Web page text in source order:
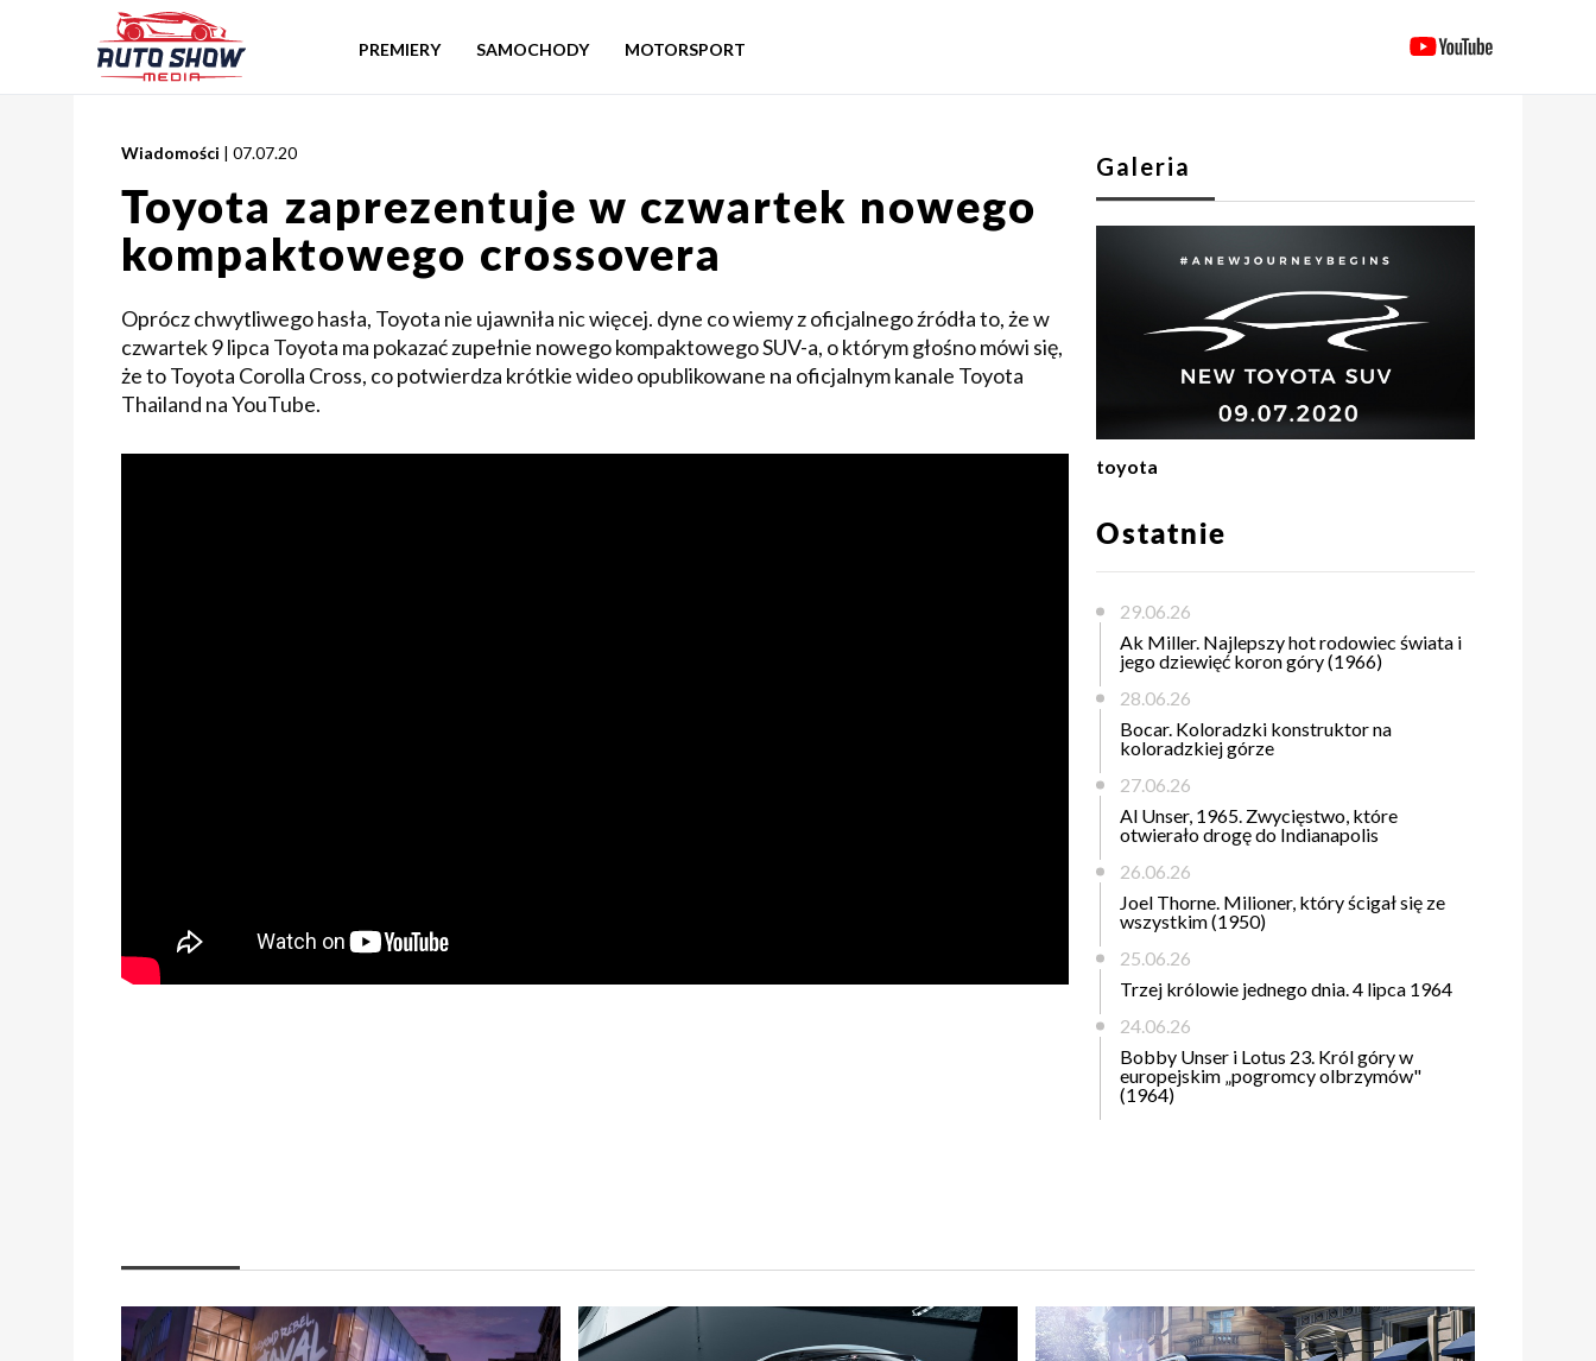
PREMIERY SAMOCHODY MOTORSPORT
Wiadomości | 07.07.20
Toyota zaprezentuje w czwartek nowego
kompaktowego crossovera
Oprócz chwytliwego hasła, Toyota nie ujawniła nic więcej. dyne co wiemy z oficjalnego źródła to, że w
czwartek 9 lipca Toyota ma pokazać zupełnie nowego kompaktowego SUV-a, o którym głośno mówi się,
że to Toyota Corolla Cross, co potwierdza krótkie wideo opublikowane na oficjalnym kanale Toyota
Thailand na YouTube.
Galeria
toyota
Ostatnie
29.06.26
Ak Miller. Najlepszy hot rodowiec świata i
jego dziewięć koron góry (1966)
28.06.26
Bocar. Koloradzki konstruktor na
koloradzkiej górze
27.06.26
Al Unser, 1965. Zwycięstwo, które
otwierało drogę do Indianapolis
26.06.26
Joel Thorne. Milioner, który ścigał się ze
wszystkim (1950)
25.06.26
Trzej królowie jednego dnia. 4 lipca 1964
24.06.26
Bobby Unser i Lotus 23. Król góry w
europejskim „pogromcy olbrzymów"
(1964)